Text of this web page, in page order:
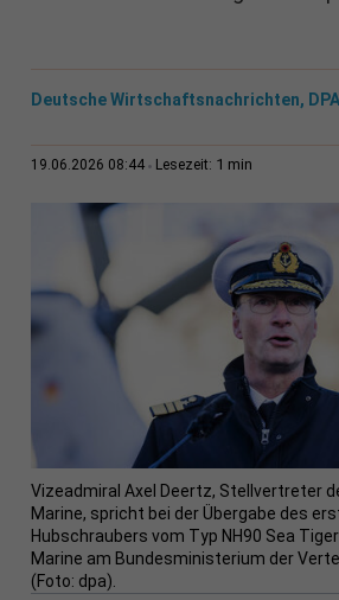
Deutsche Wirtschaftsnachrichten, DPA
19.06.2026 08:44 Lesezeit: 1 min
Vizeadmiral Axel Deertz, Stellvertreter
Marine, spricht bei der Übergabe des
Hubschraubers vom Typ NH90 Sea
Marine am Bundesministerium der
(Foto: dpa).